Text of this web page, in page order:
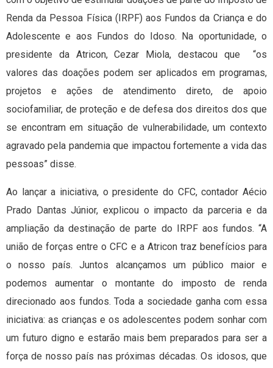
Renda da Pessoa Física (IRPF) aos Fundos da Criança e do
Adolescente e aos Fundos do Idoso. Na oportunidade, o
presidente da Atricon, Cezar Miola, destacou que “os
valores das doações podem ser aplicados em programas,
projetos e ações de atendimento direto, de apoio
sociofamiliar, de proteção e de defesa dos direitos dos que
se encontram em situação de vulnerabilidade, um contexto
agravado pela pandemia que impactou fortemente a vida das
pessoas” disse.
Ao lançar a iniciativa, o presidente do CFC, contador Aécio
Prado Dantas Júnior, explicou o impacto da parceria e da
ampliação da destinação de parte do IRPF aos fundos. “A
união de forças entre o CFC e a Atricon traz benefícios para
o nosso país. Juntos alcançamos um público maior e
podemos aumentar o montante do imposto de renda
direcionado aos fundos. Toda a sociedade ganha com essa
iniciativa: as crianças e os adolescentes podem sonhar com
um futuro digno e estarão mais bem preparados para ser a
força de nosso país nas próximas décadas. Os idosos, que